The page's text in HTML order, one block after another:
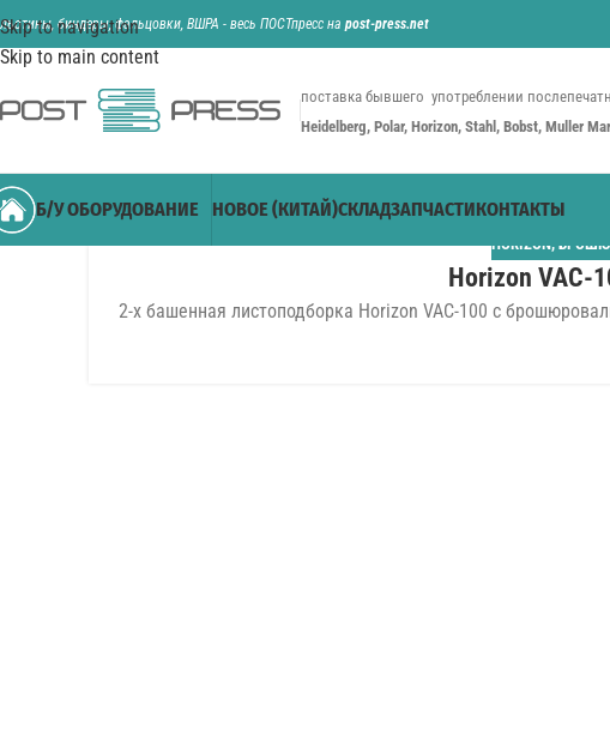
Skip to navigation
Skip to main content
биндеры, фальцовки, ВШРА - весь ПОСТпресс на post-press.net
поставка бывшего употреблении
Heidelberg, Polar, Horizon, Stahl, Bobst, Muller
Б/У ОБОРУДОВАНИЕ НОВОЕ (КИТАЙ)СКЛАДЗАПЧАСТИКОНТАКТЫ
HORIZON,
Horizon VAC-
2-х башенная листоподборка Horizon VAC-100 с